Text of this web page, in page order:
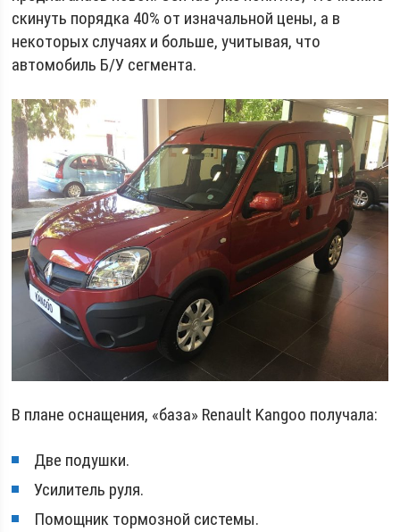
скинуть порядка 40% от изначальной цены, а в
некоторых случаях и больше, учитывая, что
автомобиль Б/У сегмента.
В плане оснащения, «база» Renault Kangoo получала:
Две подушки.
Усилитель руля.
Помощник тормозной системы.